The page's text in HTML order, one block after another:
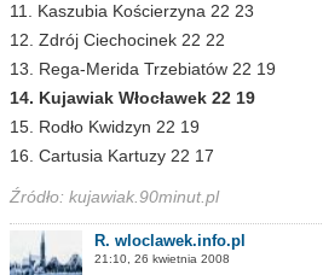
11. Kaszubia Kościerzyna 22 23
12. Zdrój Ciechocinek 22 22
13. Rega-Merida Trzebiatów 22 19
14. Kujawiak Włocławek 22 19
15. Rodło Kwidzyn 22 19
16. Cartusia Kartuzy 22 17
Źródło: kujawiak.90minut.pl
R. wloclawek.info.pl
21:10, 26 kwietnia 2008